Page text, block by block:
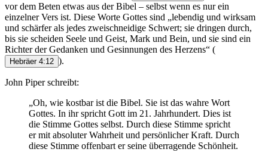
vor dem Beten etwas aus der Bibel – selbst wenn es nur ein
einzelner Vers ist. Diese Worte Gottes sind „lebendig und wirksam
und schärfer als jedes zweischneidige Schwert; sie dringen durch,
bis sie scheiden Seele und Geist, Mark und Bein, und sie sind ein
Richter der Gedanken und Gesinnungen des Herzens“ (
Hebräer 4:12 ).
John Piper schreibt:
„Oh, wie kostbar ist die Bibel. Sie ist das wahre Wort
Gottes. In ihr spricht Gott im 21. Jahrhundert. Dies ist
die Stimme Gottes selbst. Durch diese Stimme spricht
er mit absoluter Wahrheit und persönlicher Kraft. Durch
diese Stimme offenbart er seine überragende Schönheit.